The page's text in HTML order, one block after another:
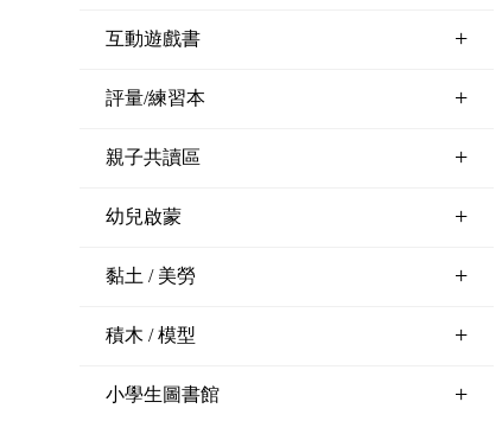
互動遊戲書 +
評量/練習本 +
親子共讀區 +
幼兒啟蒙 +
黏土 / 美勞 +
積木 / 模型 +
小學生圖書館 +